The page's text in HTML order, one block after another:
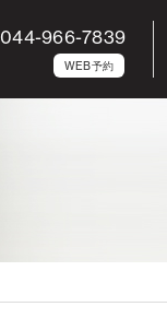
044-966-7839
WEB予約